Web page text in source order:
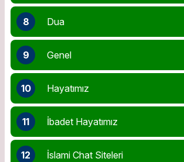
8 Dua
9 Genel
10 Hayatımız
11 İbadet Hayatımız
12 İslami Chat Siteleri